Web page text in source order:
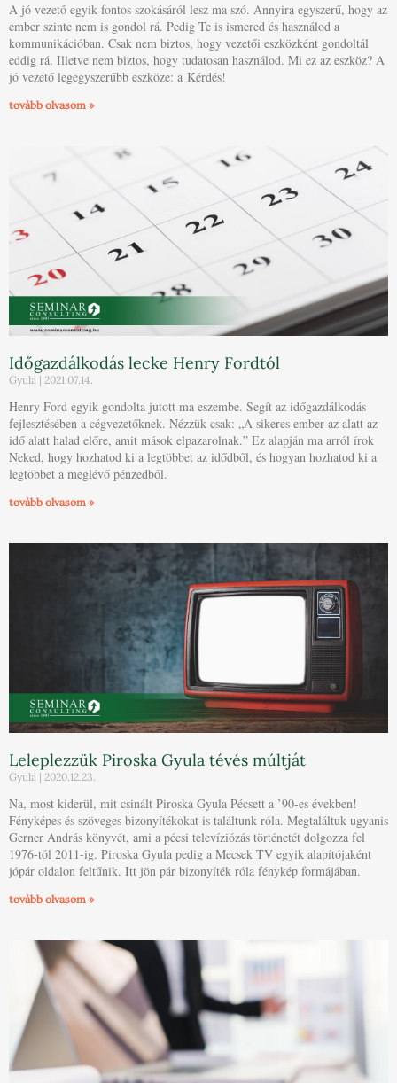
A jó vezető egyik fontos szokásáról lesz ma szó. Annyira egyszerű, hogy az
ember szinte nem is gondol rá. Pedig Te is ismered és használod a
kommunikációban. Csak nem biztos, hogy vezetői eszközként gondoltál
eddig rá. Illetve nem biztos, hogy tudatosan használod. Mi ez az eszköz? A
jó vezető legegyszerűbb eszköze: a Kérdés!
tovább olvasom »
Időgazdálkodás lecke Henry Fordtól
Gyula 2021.07.14.
Henry Ford egyik gondolta jutott ma eszembe. Segít az időgazdálkodás
fejlesztésében a cégvezetőknek. Nézzük csak: „A sikeres ember az alatt az
idő alatt halad előre, amit mások elpazarolnak.” Ez alapján ma arról írok
Neked, hogy hozhatod ki a legtöbbet az idődből, és hogyan hozhatod ki a
legtöbbet a meglévő pénzedből.
tovább olvasom »
Leleplezzük Piroska Gyula tévés múltját
Gyula 2020.12.23.
Na, most kiderül, mit csinált Piroska Gyula Pécsett a ’90-es években!
Fényképes és szöveges bizonyítékokat is találtunk róla. Megtaláltuk ugyanis
Gerner András könyvét, ami a pécsi televíziózás történetét dolgozza fel
1976-tól 2011-ig. Piroska Gyula pedig a Mecsek TV egyik alapítójaként
jópár oldalon feltűnik. Itt jön pár bizonyíték róla fénykép formájában.
tovább olvasom »